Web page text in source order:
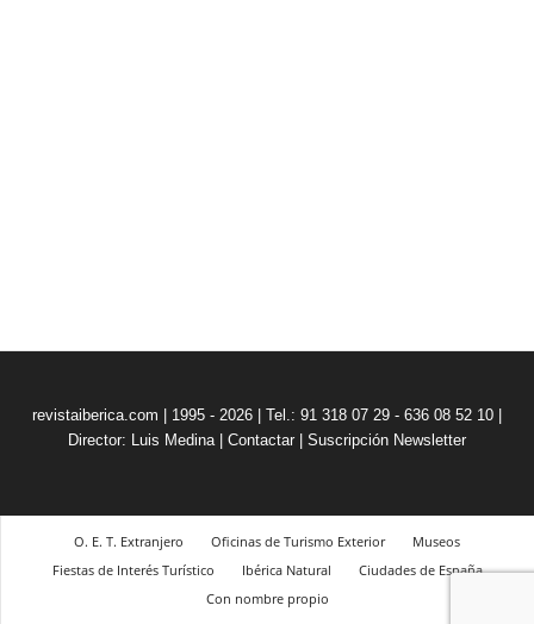
revistaiberica.com | 1995 - 2026 | Tel.: 91 318 07 29 - 636 08 52 10 |
Director: Luis Medina| Contactar Suscripción Newsletter
O. E. T. Extranjero Oficinas de Turismo Exterior
Museos
Fiestas de Interés Turístico
Ibérica Natural
Ciudades de España
Con nombre propio